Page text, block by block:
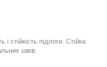
стійкість підлоги. Стійка
швів.